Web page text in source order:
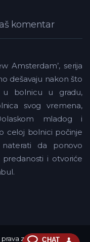
komentar
Amsterdam’, serija
dešavaju nakon što
u bolnicu u gradu,
svog vremena,
mladog i
celoj bolnici počinje
da ponovo
i otvoriće
prava zadržana.CHAT